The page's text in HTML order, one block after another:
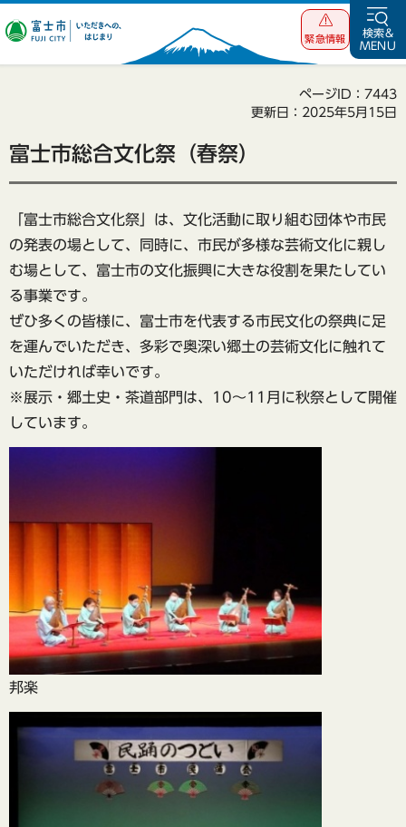
富士市 いただ
緊急情報
検索&
MENU
ページID：7443
更新日：2025年5月15日
富士市総合文化祭（春祭）
「富士市総合文化祭」は、文化活動に取り組む団体や市民
の発表の場として、同時に、市民が多様な芸術文化に親し
む場として、富士市の文化振興に大きな役割を果たしてい
る事業です。
ぜひ多くの皆様に、富士市を代表する市民文化の祭典に足
を運んでいただき、多彩で奥深い郷土の芸術文化に触れて
いただければ幸いです。
※展示・郷土史・茶道部門は、10～11月に秋祭として開催
しています。
邦楽